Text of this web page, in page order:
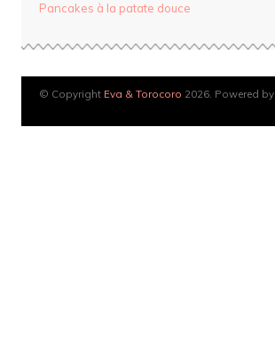
Pancakes à la patate douce
© Copyright Eva & Torocoro 2026. Powered by